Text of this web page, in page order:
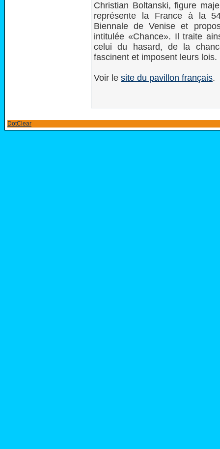
Christian Boltanski, figure
représente la France à la
Biennale de Venise et
intitulée «Chance». Il traite
celui du hasard, de la
fascinent et imposent leurs lois.
Voir le site du pavillon français.
DotClear